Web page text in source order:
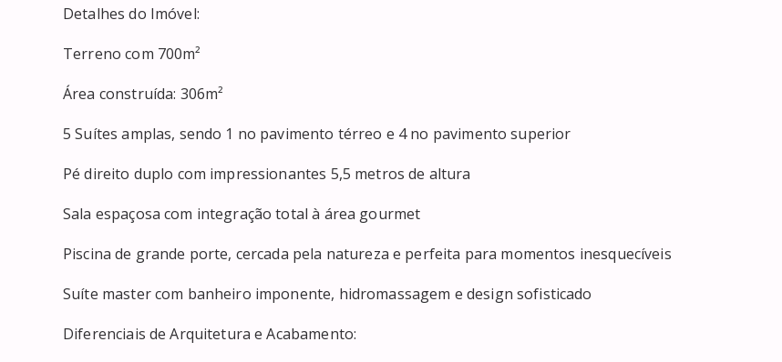
Detalhes do Imóvel:
Terreno com 700m²
Área construída: 306m²
5 Suítes amplas, sendo 1 no pavimento térreo e 4 no pavimento superior
Pé direito duplo com impressionantes 5,5 metros de altura
Sala espaçosa com integração total à área gourmet
Piscina de grande porte, cercada pela natureza e perfeita para momentos inesquecíveis
Suíte master com banheiro imponente, hidromassagem e design sofisticado
Diferenciais de Arquitetura e Acabamento: